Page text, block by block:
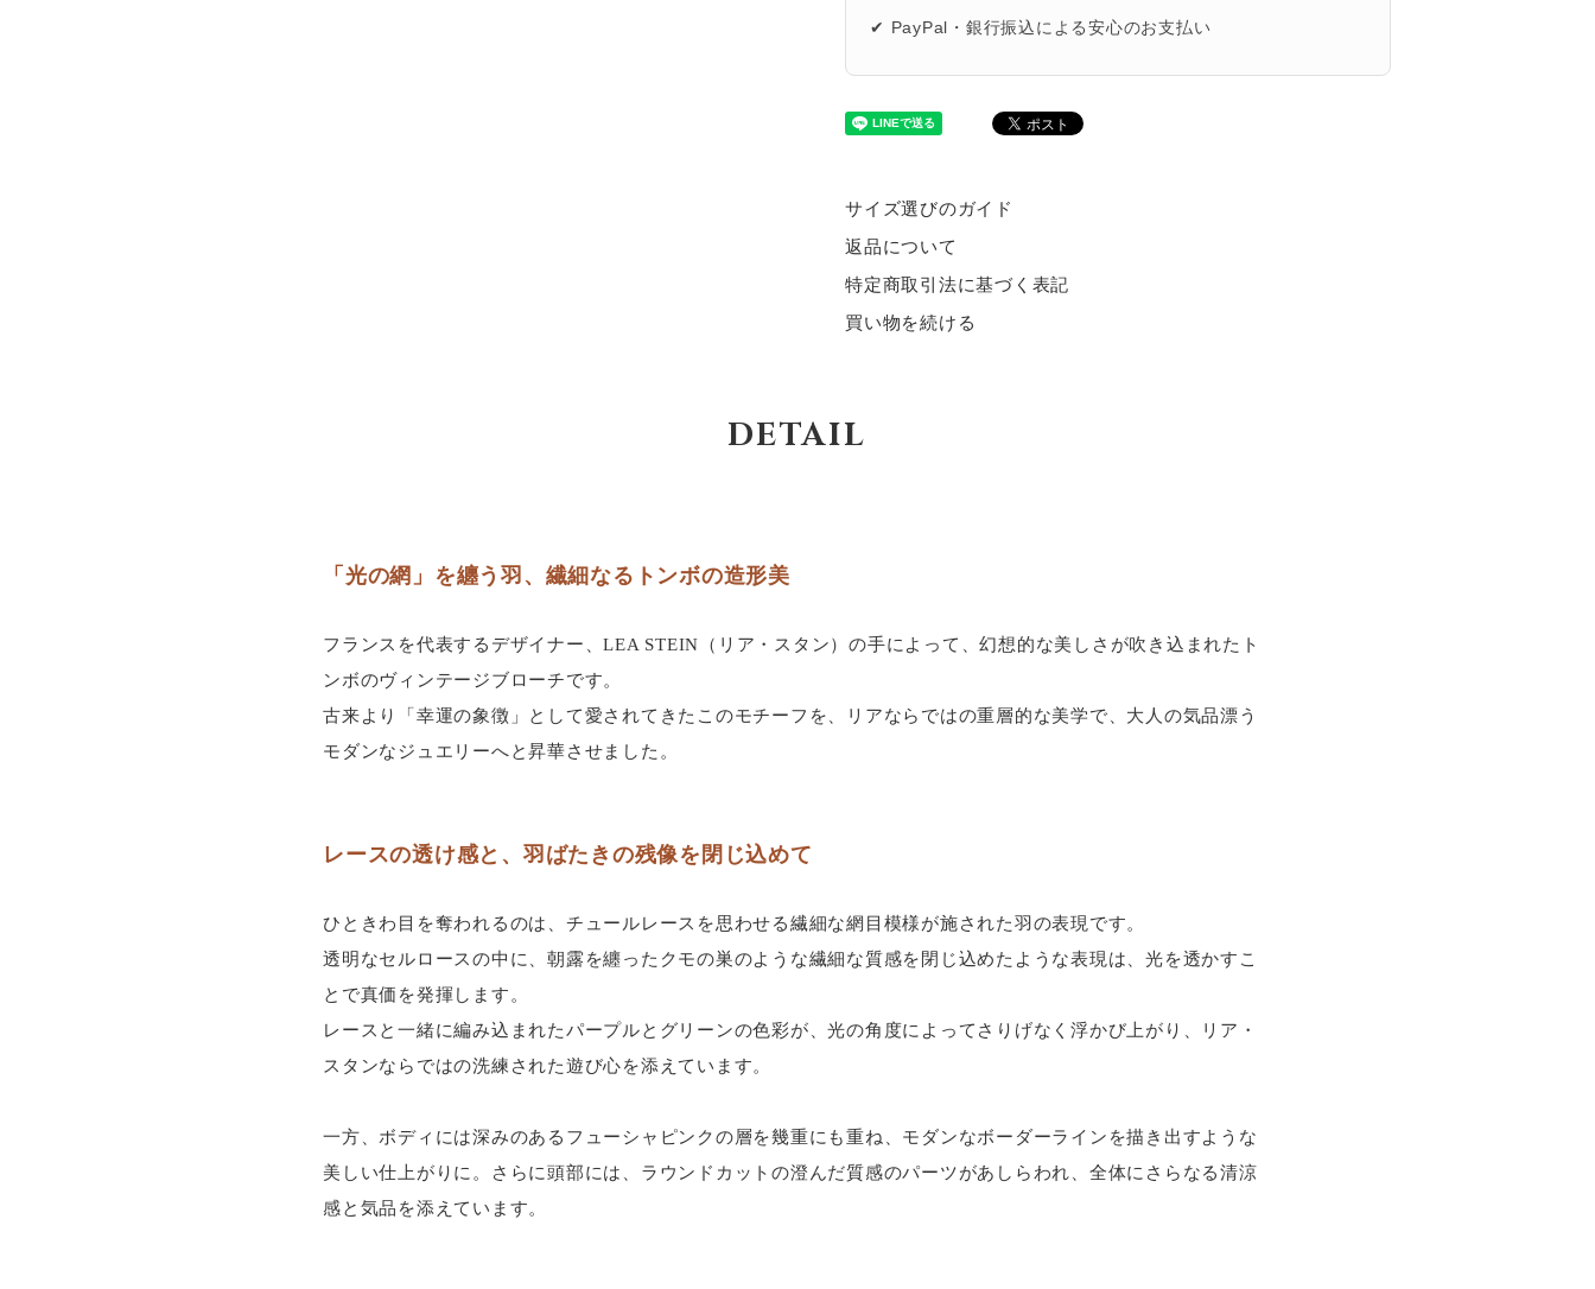
✔ PayPal・銀行振込による安心のお支払い
サイズ選びのガイド
返品について
特定商取引法に基づく表記
買い物を続ける
DETAIL
「光の網」を纏う羽、繊細なるトンボの造形美
フランスを代表するデザイナー、LEA STEIN（リア・スタン）の手によって、幻想的な美しさが吹き込まれたト
ンボのヴィンテージブローチです。
古来より「幸運の象徴」として愛されてきたこのモチーフを、リアならではの重層的な美学で、大人の気品漂う
モダンなジュエリーへと昇華させました。
レースの透け感と、羽ばたきの残像を閉じ込めて
ひときわ目を奪われるのは、チュールレースを思わせる繊細な網目模様が施された羽の表現です。
透明なセルロースの中に、朝露を纏ったクモの巣のような繊細な質感を閉じ込めたような表現は、光を透かすこ
とで真価を発揮します。
レースと一緒に編み込まれたパープルとグリーンの色彩が、光の角度によってさりげなく浮かび上がり、リア・
スタンならではの洗練された遊び心を添えています。
一方、ボディには深みのあるフューシャピンクの層を幾重にも重ね、モダンなボーダーラインを描き出すような
美しい仕上がりに。さらに頭部には、ラウンドカットの澄んだ質感のパーツがあしらわれ、全体にさらなる清涼
感と気品を添えています。